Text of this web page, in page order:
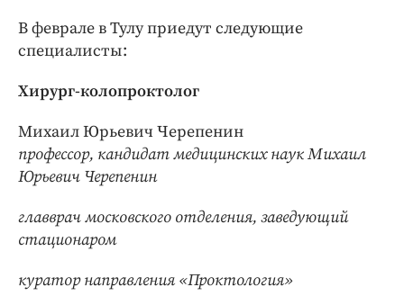
В феврале в Тулу приедут следующие
специалисты:
Хирург-колопроктолог
Михаил Юрьевич Черепенин
профессор, кандидат медицинских наук Михаил
Юрьевич Черепенин
главврач московского отделения, заведующий
стационаром
куратор направления «Проктология»